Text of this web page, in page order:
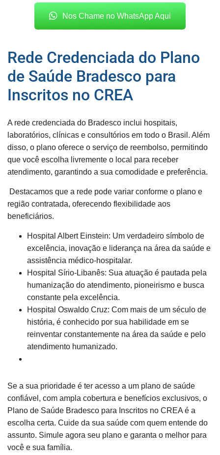
Nos Chame no WhatsApp Aqui
Rede Credenciada do Plano
de Saúde Bradesco para
Inscritos no CREA
A rede credenciada do Bradesco inclui hospitais,
laboratórios, clínicas e consultórios em todo o Brasil. Além
disso, o plano oferece o serviço de reembolso, permitindo
que você escolha livremente o local para receber
atendimento, garantindo a sua comodidade e preferência.
Destacamos que a rede pode variar conforme o plano e
região contratada, oferecendo flexibilidade aos
beneficiários.
Hospital Albert Einstein: Um verdadeiro símbolo de
excelência, inovação e liderança na área da saúde e
assistência médico-hospitalar.
Hospital Sírio-Libanês: Sua atuação é pautada pela
humanização do atendimento, pioneirismo e busca
constante pela excelência.
Hospital Oswaldo Cruz: Com mais de um século de
história, é conhecido por sua habilidade em se
reinventar constantemente na área da saúde e pelo
atendimento humanizado.
Se a sua prioridade é ter acesso a um plano de saúde
confiável, com ampla cobertura e benefícios exclusivos, o
Plano de Saúde Bradesco para Inscritos no CREA é a
escolha certa. Cuide da sua saúde com quem entende do
assunto. Simule agora seu plano e garanta o melhor para
você e sua família.